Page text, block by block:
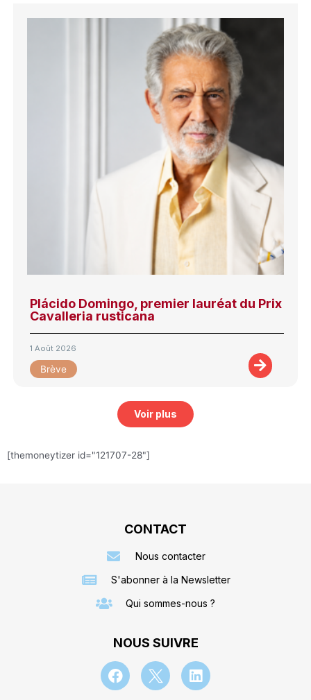
Plácido Domingo, premier lauréat du Prix
Cavalleria rusticana
1 Août 2026
Brève
Voir plus
[themoneytizer id="121707-28"]
CONTACT
Nous contacter
S'abonner à la Newsletter
Qui sommes-nous ?
NOUS SUIVRE